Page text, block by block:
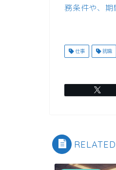
務条件や、期
仕事 就職